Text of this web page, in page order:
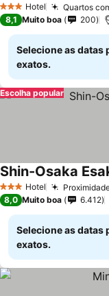
3 EstrelasHotel Quartos
8,1 Muito boa 200
Selecione as datas
exatos.
Escolha popular
3 EstrelasHotel
Shin-Osaka
8,0 Muito boa 6.412
Selecione as datas
exatos.